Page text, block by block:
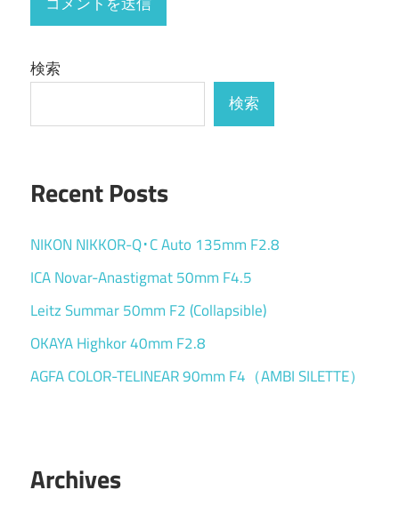
検索
検索
Recent Posts
NIKON NIKKOR-Q･C Auto 135mm F2.8
ICA Novar-Anastigmat 50mm F4.5
Leitz Summar 50mm F2 (Collapsible)
OKAYA Highkor 40mm F2.8
AGFA COLOR-TELINEAR 90mm F4（AMBI SILETTE）
Archives